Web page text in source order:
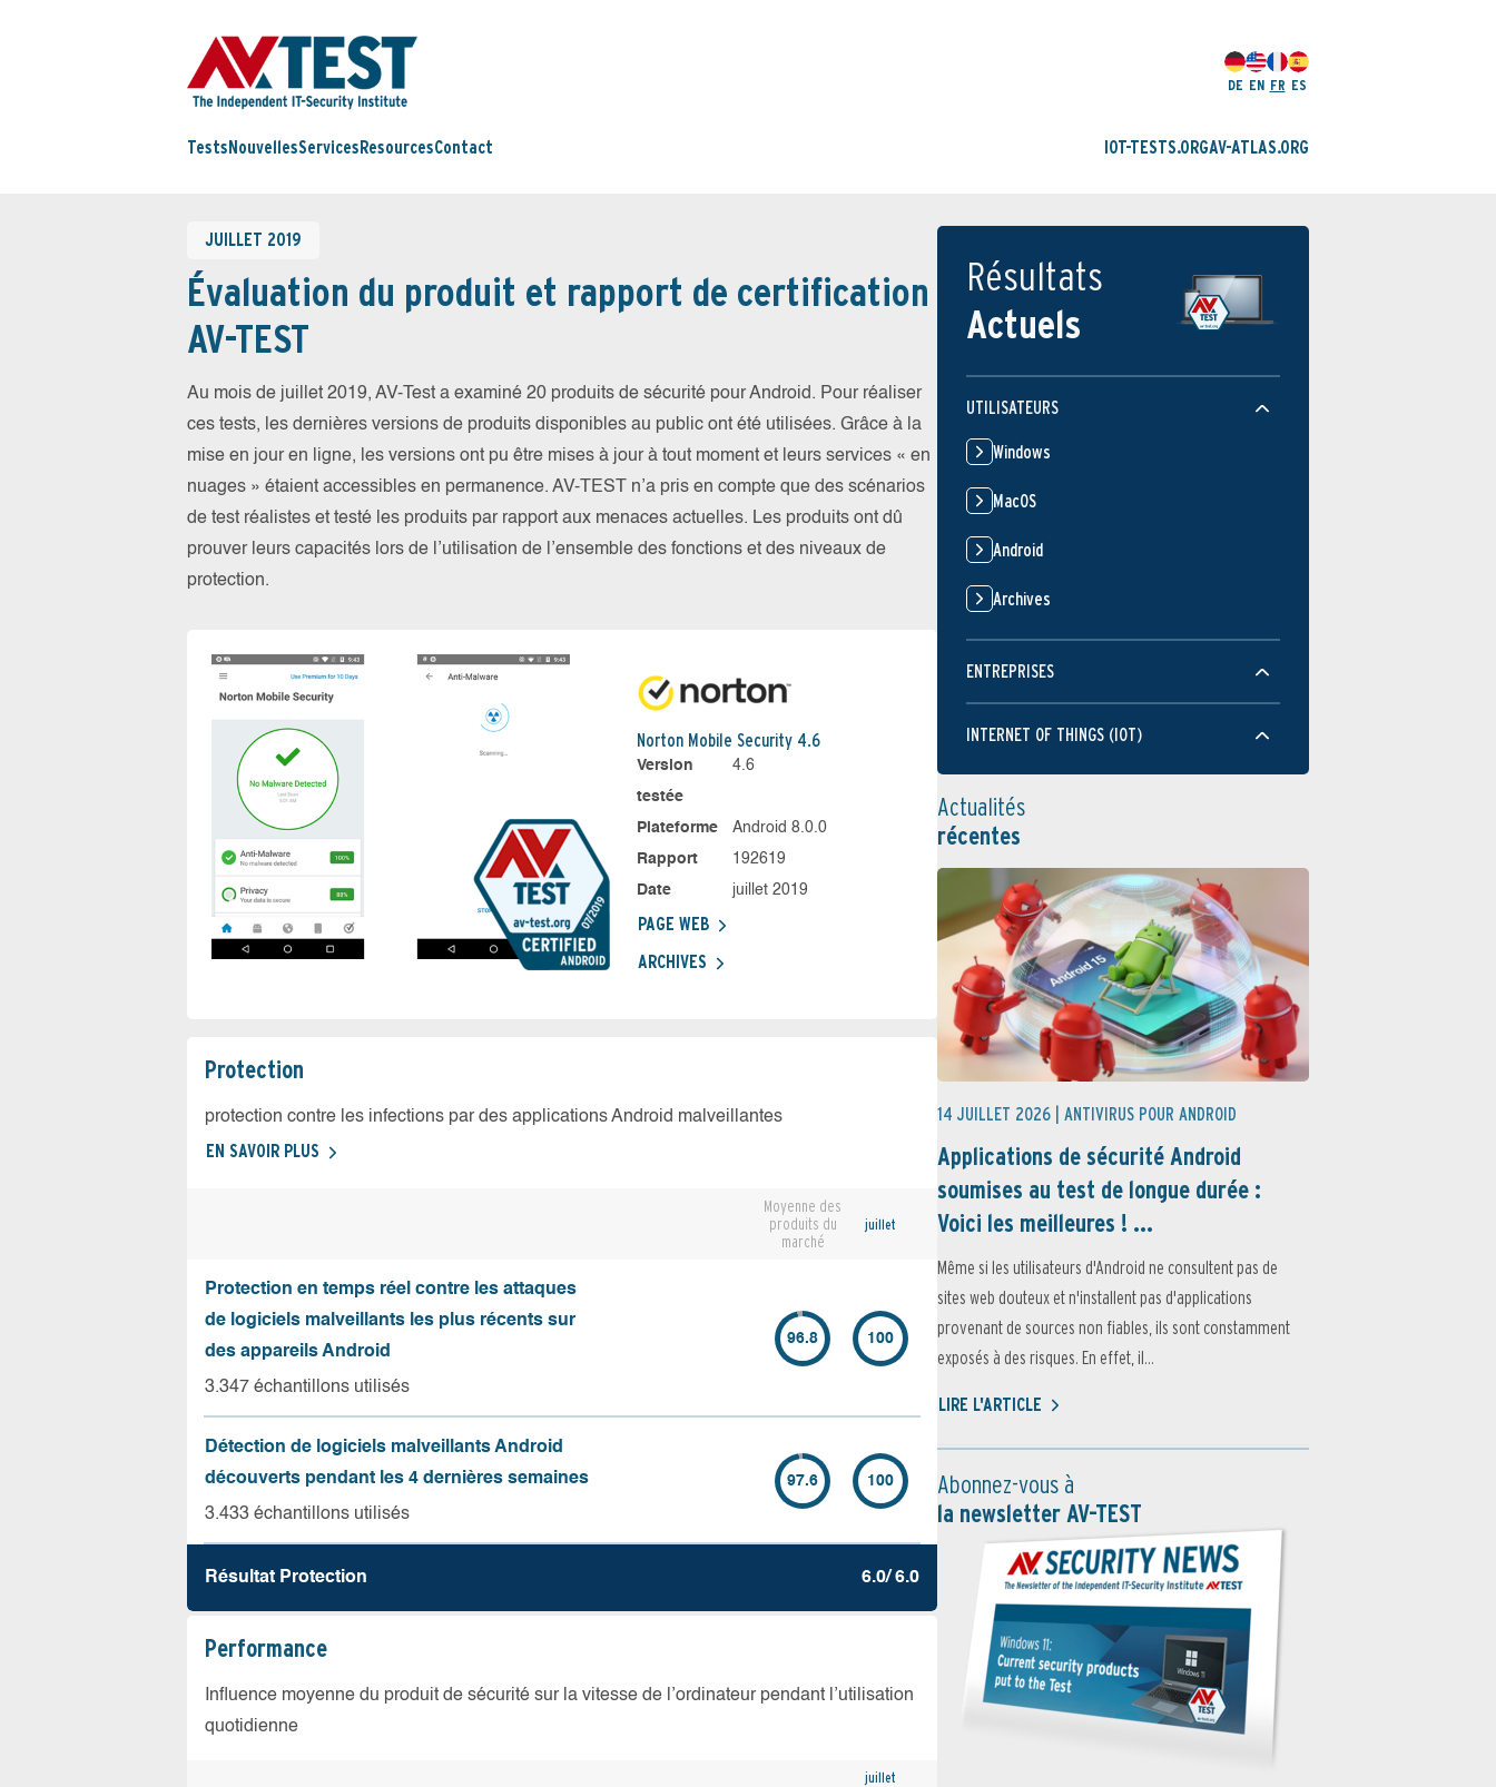
DE EN FR ES
Tests NouvellesServices ResourcesContact IOT-TESTS.ORGAV-ATLAS.ORG
JUILLET 2019
Évaluation du produit et rapport de certification
AV-TEST
Au mois de juillet 2019, AV-Test a examiné 20 produits de sécurité pour Android. Pour réaliser
ces tests, les dernières versions de produits disponibles au public ont été utilisées. Grâce à la
mise en jour en ligne, les versions ont pu être mises à jour à tout moment et leurs services « en
nuages » étaient accessibles en permanence. AV-TEST n’a pris en compte que des scénarios
de test réalistes et testé les produits par rapport aux menaces actuelles. Les produits ont dû
prouver leurs capacités lors de l’utilisation de l’ensemble des fonctions et des niveaux de
protection.
Norton Mobile Security 4.6
Version
testée
4.6
Plateforme
Android 8.0.0
Rapport
192619
Date
juillet 2019
PAGE WEB
ARCHIVES
Protection
protection contre les infections par des applications Android malveillantes
EN SAVOIR PLUS
Moyenne des
produits du
marché
juillet
Protection en temps réel contre les attaques
de logiciels malveillants les plus récents sur
des appareils Android
3.347 échantillons utilisés
96.8 100
Détection de logiciels malveillants Android
découverts pendant les 4 dernières semaines
3.433 échantillons utilisés
97.6 100
Résultat Protection 6.0/ 6.0
Performance
Influence moyenne du produit de sécurité sur la vitesse de l’ordinateur pendant l’utilisation
quotidienne
juillet
Résultats
Actuels
UTILISATEURS
Windows
MacOS
Android
Archives
ENTREPRISES
INTERNET OF THINGS (IOT)
Actualités
récentes
14 JUILLET 2026 | ANTIVIRUS POUR ANDROID
Applications de sécurité Android
soumises au test de longue durée :
Voici les meilleures ! ...
Même si les utilisateurs d'Android ne consultent pas de
sites web douteux et n'installent pas d'applications
provenant de sources non fiables, ils sont constamment
exposés à des risques. En effet, il...
LIRE L'ARTICLE
Abonnez-vous à
la newsletter AV-TEST